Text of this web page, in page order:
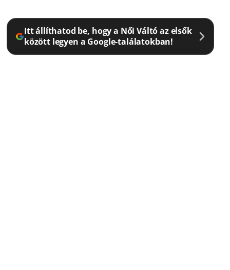
Itt állíthatod be, hogy a Női Váltó az elsők
között legyen a Google-találatokban!